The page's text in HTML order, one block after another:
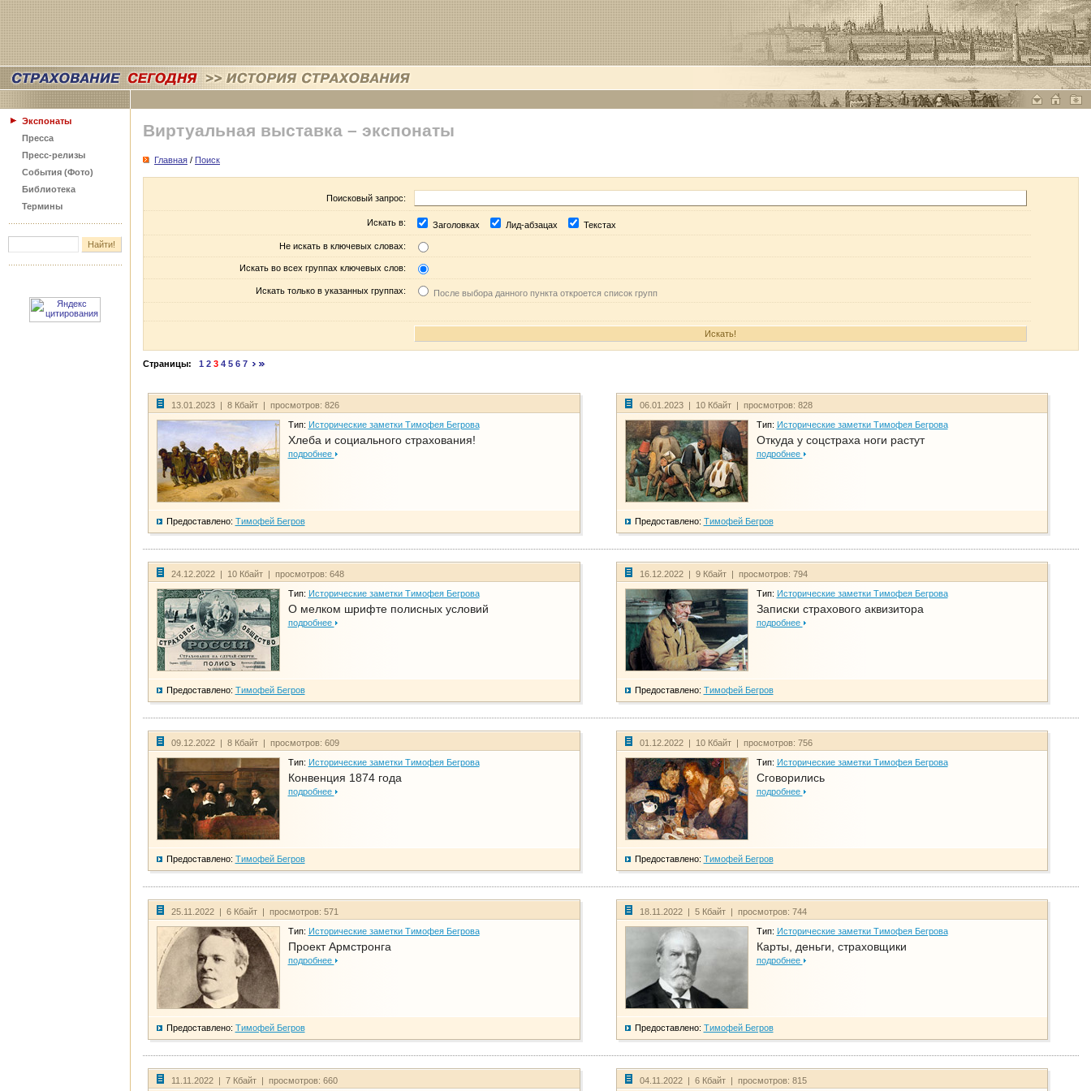
Экспонаты
Пресса
Пресс-релизы
События (Фото)
Библиотека
Термины
Виртуальная выставка – экспонаты
Главная / Поиск
Поисковый запрос:
Искать в: Заголовках Лид-абзацах Текстах
Не искать в ключевых словах:
Искать во всех группах ключевых слов:
Искать только в указанных группах: После выбора данного пункта откроется список групп
Страницы: 1 2 3 4 5 6 7
13.01.2023 | 8 Кбайт | просмотров: 826
Тип: Исторические заметки Тимофея Бегрова
Хлеба и социального страхования!
подробнее
Предоставлено: Тимофей Бегров
06.01.2023 | 10 Кбайт | просмотров: 828
Тип: Исторические заметки Тимофея Бегрова
Откуда у соцстраха ноги растут
подробнее
Предоставлено: Тимофей Бегров
24.12.2022 | 10 Кбайт | просмотров: 648
Тип: Исторические заметки Тимофея Бегрова
О мелком шрифте полисных условий
подробнее
Предоставлено: Тимофей Бегров
16.12.2022 | 9 Кбайт | просмотров: 794
Тип: Исторические заметки Тимофея Бегрова
Записки страхового аквизитора
подробнее
Предоставлено: Тимофей Бегров
09.12.2022 | 8 Кбайт | просмотров: 609
Тип: Исторические заметки Тимофея Бегрова
Конвенция 1874 года
подробнее
Предоставлено: Тимофей Бегров
01.12.2022 | 10 Кбайт | просмотров: 756
Тип: Исторические заметки Тимофея Бегрова
Сговорились
подробнее
Предоставлено: Тимофей Бегров
25.11.2022 | 6 Кбайт | просмотров: 571
Тип: Исторические заметки Тимофея Бегрова
Проект Армстронга
подробнее
Предоставлено: Тимофей Бегров
18.11.2022 | 5 Кбайт | просмотров: 744
Тип: Исторические заметки Тимофея Бегрова
Карты, деньги, страховщики
подробнее
Предоставлено: Тимофей Бегров
11.11.2022 | 7 Кбайт | просмотров: 660 04.11.2022 | 6 Кбайт | просмотров: 815